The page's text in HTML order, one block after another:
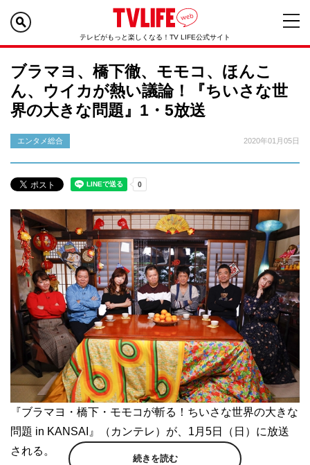
テレビがもっと楽しくなる！TV LIFE公式サイト
ブラマヨ、橋下徹、モモコ、ほんこ
ん、ウイカが熱い議論！『ちいさな世
界の大きな問題』1・5放送
エンタメ総合 2020年01月05日
『ブラマヨ・橋下・モモコが斬る！ちいさな世界の大きな
問題 in KANSAI』（カンテレ）が、1月5日（日）に放送
される。
続きを読む